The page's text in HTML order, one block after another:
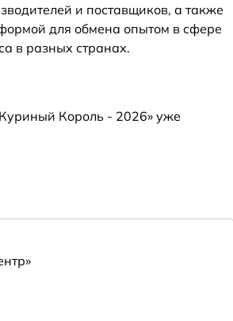
и поставщиков, а также
для обмена опытом в сфере
в разных странах.
Король - 2026» уже